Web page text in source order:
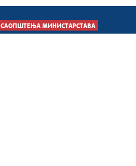
САОПШТЕЊА МИНИСТАРСТАВА